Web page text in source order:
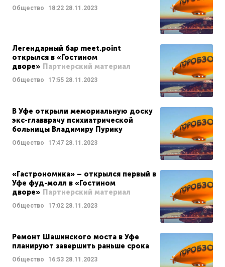
Общество 18:22 28.11.2023
Легендарный бар meet.point
открылся в «Гостином
дворе» Партнерский материал
Общество 17:55 28.11.2023
В Уфе открыли мемориальную доску
экс-главврачу психиатрической
больницы Владимиру Пурику
Общество 17:47 28.11.2023
«Гастрономика» – открылся первый в
Уфе фуд-молл в «Гостином
дворе» Партнерский материал
Общество 17:02 28.11.2023
Ремонт Шашинского моста в Уфе
планируют завершить раньше срока
Общество 16:53 28.11.2023